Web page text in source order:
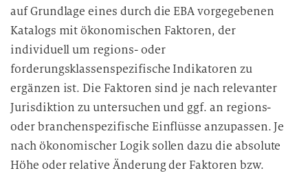
auf Grundlage eines durch die EBA vorgegebenen
Katalogs mit ökonomischen Faktoren, der
individuell um regions- oder
forderungsklassenspezifische Indikatoren zu
ergänzen ist. Die Faktoren sind je nach relevanter
Jurisdiktion zu untersuchen und ggf. an regions-
oder branchenspezifische Einflüsse anzupassen. Je
nach ökonomischer Logik sollen dazu die absolute
Höhe oder relative Änderung der Faktoren bzw.